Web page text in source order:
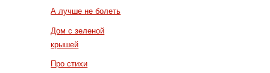
А лучше не болеть
Дом с зеленой
крышей
Про стихи